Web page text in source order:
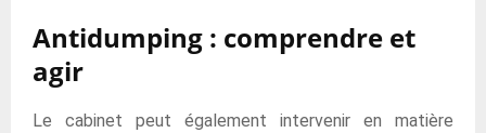
Antidumping : comprendre et
agir
Le cabinet peut également intervenir en matière